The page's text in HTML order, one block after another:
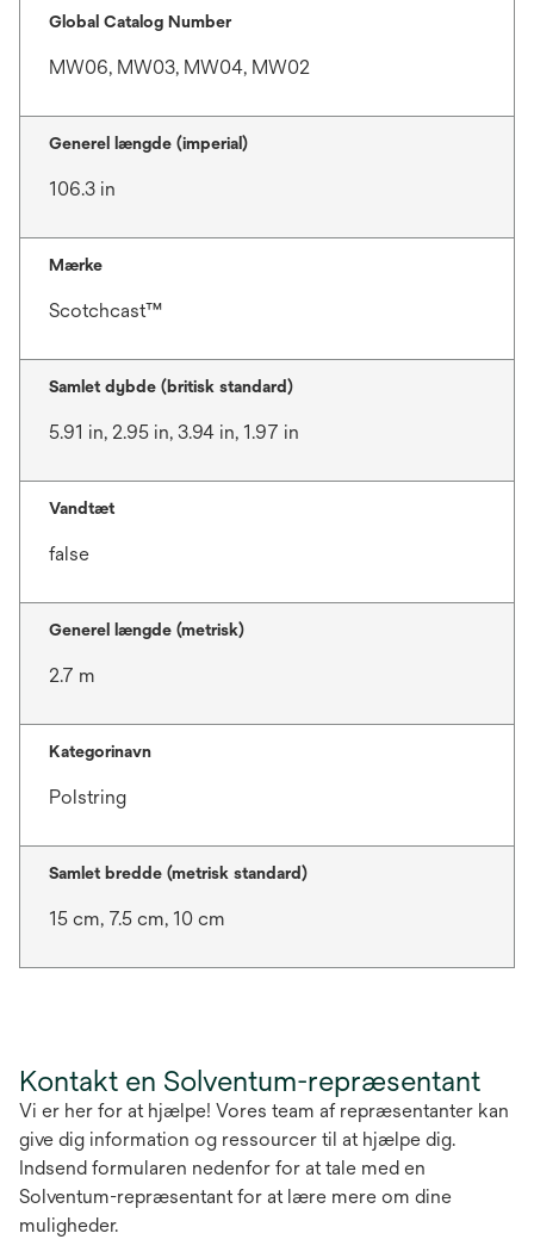
Global Catalog Number
MW06, MW03, MW04, MW02
Generel længde (imperial)
106.3 in
Mærke
Scotchcast™
Samlet dybde (britisk standard)
5.91 in, 2.95 in, 3.94 in, 1.97 in
Vandtæt
false
Generel længde (metrisk)
2.7 m
Kategorinavn
Polstring
Samlet bredde (metrisk standard)
15 cm, 7.5 cm, 10 cm
Kontakt en Solventum-repræsentant
Vi er her for at hjælpe! Vores team af repræsentanter kan
give dig information og ressourcer til at hjælpe dig.
Indsend formularen nedenfor for at tale med en
Solventum-repræsentant for at lære mere om dine
muligheder.